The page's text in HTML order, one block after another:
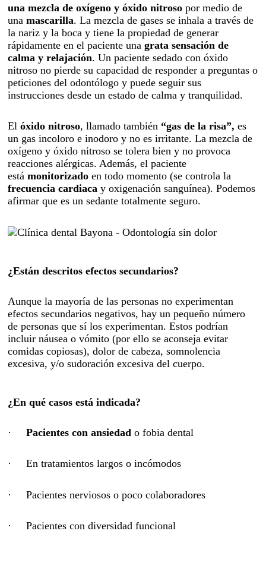
una mezcla de oxígeno y óxido nitroso por medio de
unamascarilla. La mezcla de gases se inhala a través de
la nariz y la boca y tiene la propiedad de generar
rápidamente en el paciente unagrata sensación de
calma y relajación. Un paciente sedado con óxido
nitroso no pierde su capacidad de responder a preguntas o
peticiones del odontólogo y puede seguir sus
instrucciones desde un estado de calma y tranquilidad.
Elóxido nitroso, llamado también “gas de la risa”, es
un gas incoloro e inodoro y no es irritante. La mezcla de
oxígeno y óxido nitroso se tolera bien y no provoca
reacciones alérgicas. Además, el paciente
estámonitorizado en todo momento (se controla la
frecuencia cardiaca y oxigenación sanguínea). Podemos
afirmar que es un sedante totalmente seguro.
¿Están descritos efectos secundarios?
Aunque la mayoría de las personas no experimentan
efectos secundarios negativos, hay un pequeño número
de personas que sí los experimentan. Estos podrían
incluir náusea o vómito (por ello se aconseja evitar
comidas copiosas), dolor de cabeza, somnolencia
excesiva, y/o sudoración excesiva del cuerpo.
¿En qué casos está indicada?
·Pacientes con ansiedad o fobia dental
· En tratamientos largos o incómodos
· Pacientes nerviosos o poco colaboradores
· Pacientes con diversidad funcional